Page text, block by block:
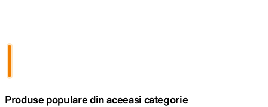
4. peak design
Produse populare din aceeasi categorie